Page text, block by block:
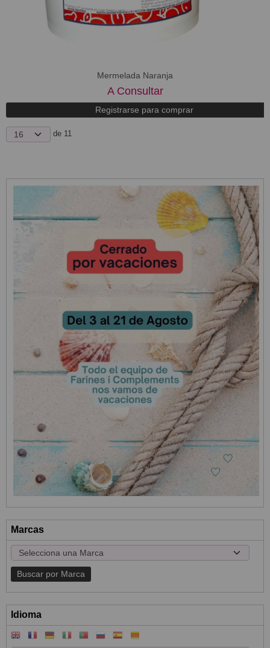
Marcas
Idioma
Mermelada Naranja
A Consultar
Registrarse para comprar
de 11